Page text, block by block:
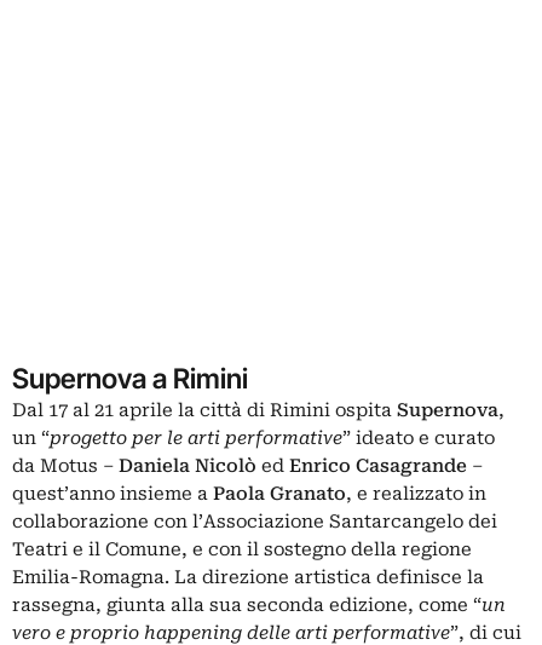
Supernova a Rimini
Dal 17 al 21 aprile la città di Rimini ospita Supernova,
un “progetto per le arti performative” ideato e curato
da Motus – Daniela Nicolò ed Enrico Casagrande –
quest’anno insieme a Paola Granato, e realizzato in
collaborazione con l’Associazione Santarcangelo dei
Teatri e il Comune, e con il sostegno della regione
Emilia-Romagna. La direzione artistica definisce la
rassegna, giunta alla sua seconda edizione, come “un
vero e proprio happening delle arti performative”, di cui